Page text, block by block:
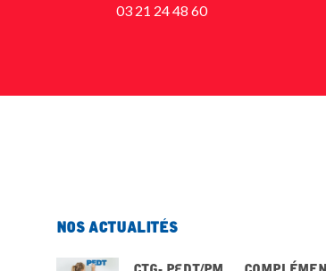
03 21 24 48 60
Nos actualités
CTG- PEdT/PM …